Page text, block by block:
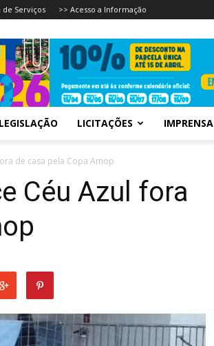
de Serviços >> Acesso a Informação
LEGISLAÇÃO LICITAÇÕES IMPRENSA
de casa pela Copa Amop
Céu Azul fora